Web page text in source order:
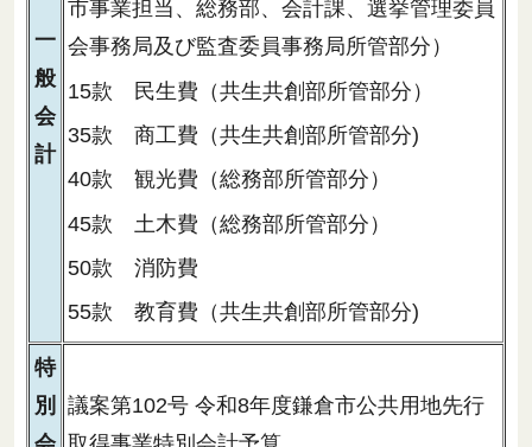
一
般
会
計
市事業担当、総務部、会計課、選挙管理委員
会事務局及び監査委員事務局所管部分）
15款 民生費（共生共創部所管部分）
35款 商工費（共生共創部所管部分)
40款 観光費（総務部所管部分）
45款 土木費（総務部所管部分）
50款 消防費
55款 教育費（共生共創部所管部分)
特
別
議案第102号 令和8年度鎌倉市公共用地先行